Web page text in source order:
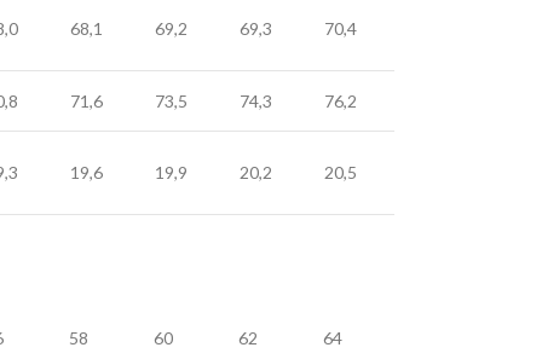
68,1 69,2 69,3 70,4
71,6 73,5 74,3 76,2
19,6 19,9 20,2 20,5
58 60 62 64